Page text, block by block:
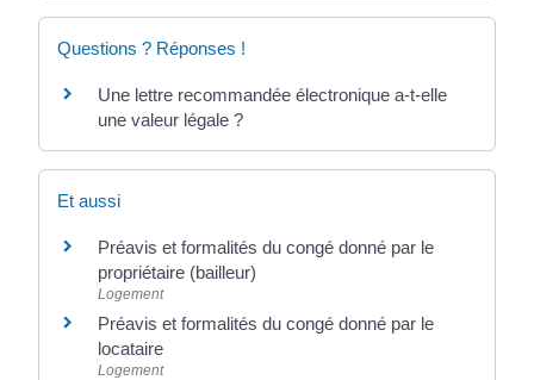
Questions ? Réponses !
Une lettre recommandée électronique a-t-elle
une valeur légale ?
Et aussi
Préavis et formalités du congé donné par le
propriétaire (bailleur)
Logement
Préavis et formalités du congé donné par le
locataire
Logement